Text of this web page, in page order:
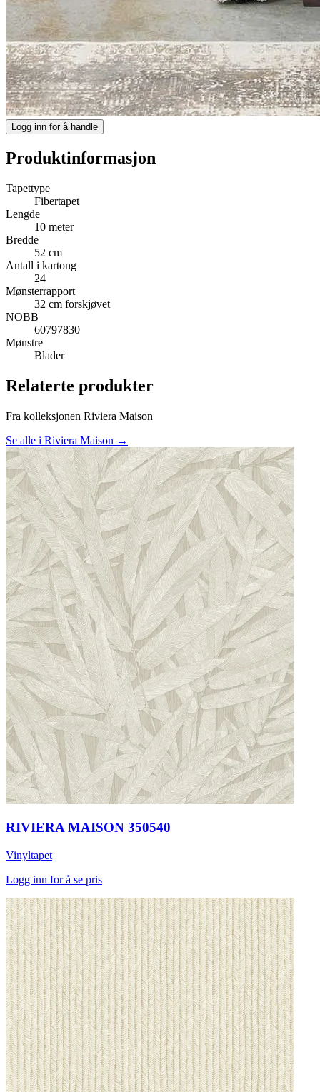
Logg inn for å handle
Produktinformasjon
Tapettype
Fibertapet
Lengde
10 meter
Bredde
52 cm
Antall i kartong
24
Mønsterrapport
32 cm forskjøvet
NOBB
60797830
Mønstre
Blader
Relaterte produkter
Fra kolleksjonen Riviera Maison
Se alle i Riviera Maison →
RIVIERA MAISON 350540
Vinyltapet
Logg inn for å se pris